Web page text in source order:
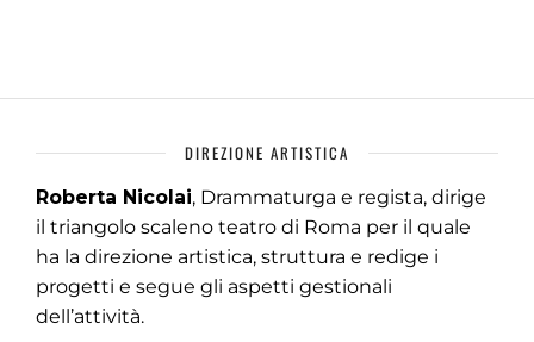
DIREZIONE ARTISTICA
Roberta Nicolai, Drammaturga e regista, dirige
il triangolo scaleno teatro di Roma per il quale
ha la direzione artistica, struttura e redige i
progetti e segue gli aspetti gestionali
dell’attività.